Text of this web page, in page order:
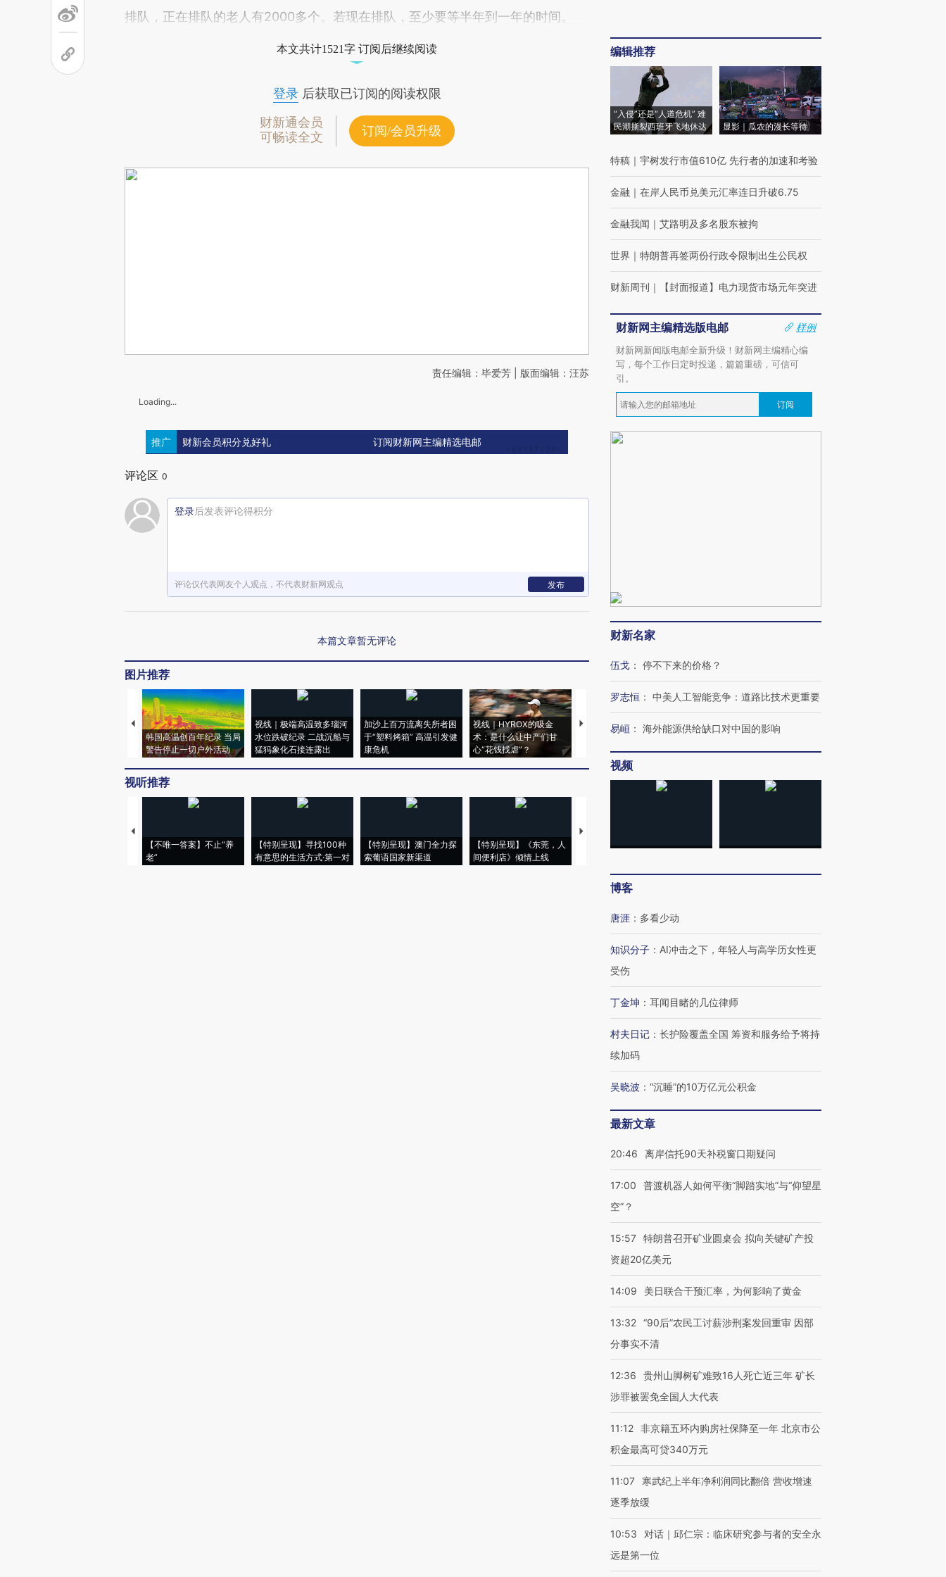
排队，正在排队的老人有2000多个。若现在排队，至少要等半年到一年的时间。
本文共计1521字 订阅后继续阅读
登录后获取已订阅的阅读权限
财新通会员
可畅读全文
订阅/会员升级
责任编辑：毕爱芳 | 版面编辑：汪苏
Loading...
推广 财新会员积分兑好礼 订阅财新网主编精选电邮
评论区 0
登录后发表评论得积分
评论仅代表网友个人观点，不代表财新网观点 发布
本篇文章暂无评论
图片推荐
韩国高温创百年纪录 当局
警告停止一切户外活动
视线｜极端高温致多瑙河
水位跌破纪录 二战沉船与
猛犸象化石接连露出
加沙上百万流离失所者困
于“塑料烤箱” 高温引发健
康危机
视线｜HYROX的吸金
术：是什么让中产们甘
心“花钱找虐”？
马航飞行员跨国走私7万
粒摇头丸 尿检体内含3种
视线｜被称为“蟑螂”的印
度Z世代 用街头抗争将教
育部长拱下台
飞地休达
视听推荐
【不唯一答案】不止“养
老”
【特别呈现】寻找100种
有意思的生活方式·第一对
【特别呈现】澳门全力探
索葡语国家新渠道
【特别呈现】《东莞，人
间便利店》倾情上线
【推广】走进第四届链博
会，让数智科技“链”接产
【特别呈现】寻找100种
CFO：不靠规模取胜，华
编辑推荐
“入侵”还是“人道危机” 难
民潮撕裂西班牙飞地休达
显影｜瓜农的漫长等待
特稿 ｜ 宇树发行市值610亿 先行者的加速和考验
金融 ｜ 在岸人民币兑美元汇率连日升破6.75
金融我闻 ｜ 艾路明及多名股东被拘
世界 ｜ 特朗普再签两份行政令限制出生公民权
财新周刊 ｜ 【封面报道】电力现货市场元年突进
财新网主编精选版电邮
样例
财新网新闻版电邮全新升级！财新网主编精心编
写，每个工作日定时投递，篇篇重磅，可信可
引。
订阅
财新名家
伍戈 ： 停不下来的价格？
罗志恒 ： 中美人工智能竞争：道路比技术更重要
易峘 ： 海外能源供给缺口对中国的影响
视频
博客
唐涯 ： 多看少动
知识分子 ： AI冲击之下，年轻人与高学历女性更
受伤
丁金坤 ： 耳闻目睹的几位律师
村夫日记 ： 长护险覆盖全国 筹资和服务给予将持
续加码
吴晓波 ： “沉睡”的10万亿元公积金
最新文章
20:46 离岸信托90天补税窗口期疑问
17:00
普渡机器人如何平衡“脚踏实地”与“仰望星
空”？
15:57 特朗普召开矿业圆桌会 拟向关键矿产投
资超20亿美元
14:09 美日联合干预汇率，为何影响了黄金
13:32 “90后”农民工讨薪涉刑案发回重审 因部
分事实不清
12:36
贵州山脚树矿难致16人死亡近三年 矿长
涉罪被罢免全国人大代表
11:12 非京籍五环内购房社保降至一年 北京市公
积金最高可贷340万元
11:07
寒武纪上半年净利润同比翻倍 营收增速
逐季放缓
10:53
对话｜邱仁宗：临床研究参与者的安全永
远是第一位